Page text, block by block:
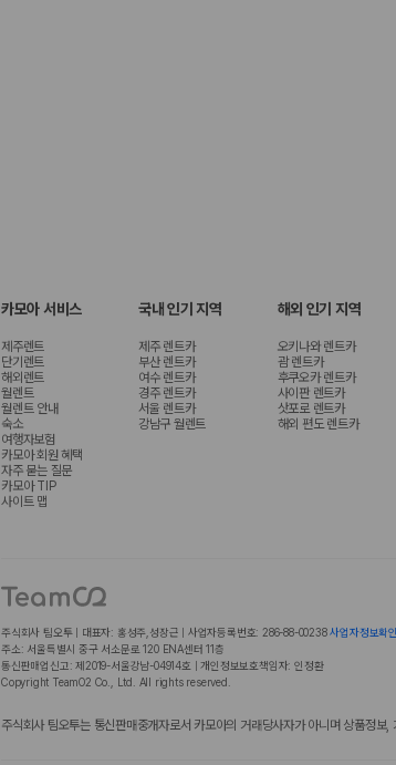
카모아 서비스
제주렌트
단기렌트
해외렌트
월렌트
월렌트 안내
숙소
여행자보험
카모아 회원 혜택
자주 묻는 질문
카모아 TIP
사이트 맵
국내 인기 지역
제주 렌트카
부산 렌트카
여수 렌트카
경주 렌트카
서울 렌트카
강남구 월렌트
해외 인기 지역
오키나와 렌트카
괌 렌트카
후쿠오카 렌트카
사이판 렌트카
삿포로 렌트카
해외 편도 렌트카
주식회사 팀오투 | 대표자: 홍성주,성장근 | 사업자등록번호: 286-88-00238 사업자정보확인
주소: 서울특별시 중구 서소문로 120 ENA센터 11층
통신판매업신고: 제2019-서울강남-04914호 | 개인정보보호책임자: 인정환
Copyright TeamO2 Co., Ltd. All rights reserved.
주식회사 팀오투는 통신판매중개자로서 카모아의 거래당사자가 아니며 상품정